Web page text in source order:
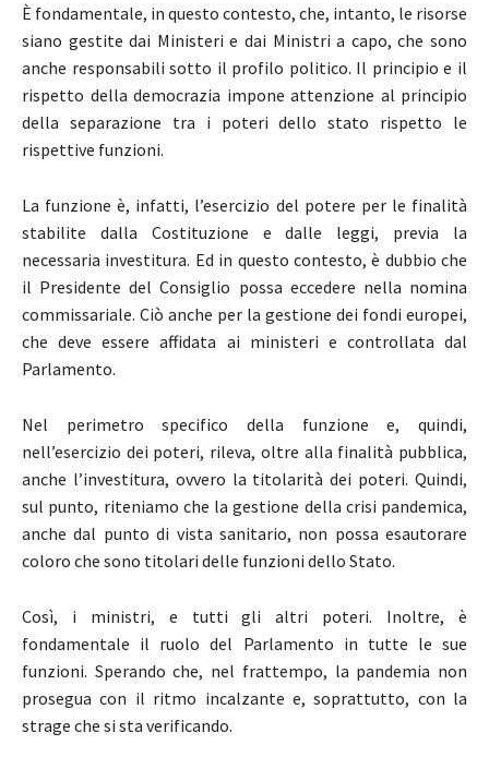
È fondamentale, in questo contesto, che, intanto, le risorse
siano gestite dai Ministeri e dai Ministri a capo, che sono
anche responsabili sotto il profilo politico. Il principio e il
rispetto della democrazia impone attenzione al principio
della separazione tra i poteri dello stato rispetto le
rispettive funzioni.
La funzione è, infatti, l’esercizio del potere per le finalità
stabilite dalla Costituzione e dalle leggi, previa la
necessaria investitura. Ed in questo contesto, è dubbio che
il Presidente del Consiglio possa eccedere nella nomina
commissariale. Ciò anche per la gestione dei fondi europei,
che deve essere affidata ai ministeri e controllata dal
Parlamento.
Nel perimetro specifico della funzione e, quindi,
nell’esercizio dei poteri, rileva, oltre alla finalità pubblica,
anche l’investitura, ovvero la titolarità dei poteri. Quindi,
sul punto, riteniamo che la gestione della crisi pandemica,
anche dal punto di vista sanitario, non possa esautorare
coloro che sono titolari delle funzioni dello Stato.
Così, i ministri, e tutti gli altri poteri. Inoltre, è
fondamentale il ruolo del Parlamento in tutte le sue
funzioni. Sperando che, nel frattempo, la pandemia non
prosegua con il ritmo incalzante e, soprattutto, con la
strage che si sta verificando.